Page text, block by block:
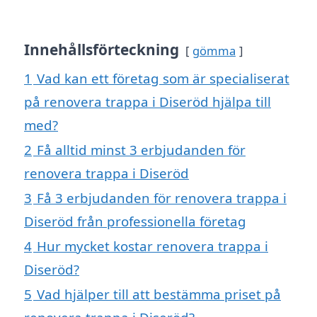
Innehållsförteckning gömma
1 Vad kan ett företag som är specialiserat
på renovera trappa i Diseröd hjälpa till
med?
2 Få alltid minst 3 erbjudanden för
renovera trappa i Diseröd
3 Få 3 erbjudanden för renovera trappa i
Diseröd från professionella företag
4 Hur mycket kostar renovera trappa i
Diseröd?
5 Vad hjälper till att bestämma priset på